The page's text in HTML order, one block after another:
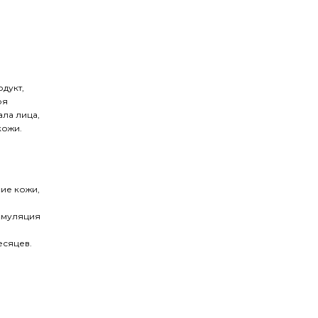
лица,
кожи,